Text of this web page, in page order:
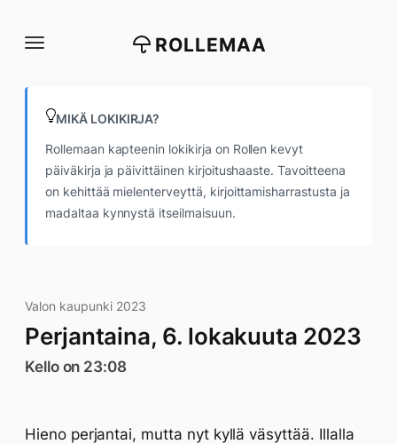
suoraan
ROLLEMAA
MIKÄ LOKIKIRJA?
Rollemaan kapteenin lokikirja on Rollen kevyt
päiväkirja ja päivittäinen kirjoitushaaste. Tavoitteena
on kehittää mielenterveyttä, kirjoittamisharrastusta ja
madaltaa kynnystä itseilmaisuun.
Valon kaupunki 2023
Perjantaina, 6. lokakuuta 2023
Kello on 23:08
Hieno perjantai, mutta nyt kyllä väsyttää. Illalla